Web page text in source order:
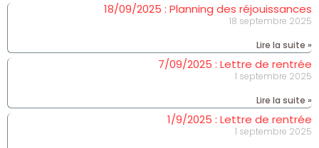
18/09/2025 : Planning des réjouissances
18 septembre 2025
Lire la suite »
7/09/2025 : Lettre de rentrée
1 septembre 2025
Lire la suite »
1/9/2025 : Lettre de rentrée
1 septembre 2025